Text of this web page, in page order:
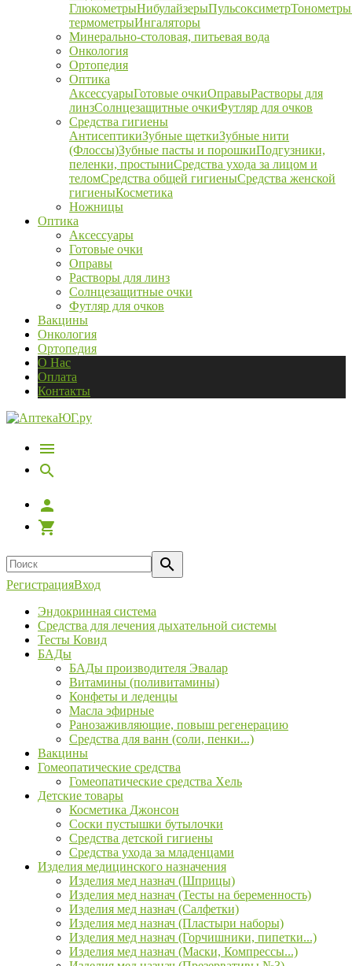
ГлюкометрыНибулайзерыПульсоксиметрТонометры
термометрыИнгаляторы
Минерально-столовая, питьевая вода
Онкология
Ортопедия
Оптика
АксессуарыГотовые очкиОправыРастворы для
линзСолнцезащитные очкиФутляр для очков
Средства гигиены
АнтисептикиЗубные щеткиЗубные нити
(Флоссы)Зубные пасты и порошкиПодгузники,
пеленки, простыниСредства ухода за лицом и
теломСредства общей гигиеныСредства женской
гигиеныКосметика
Ножницы
Оптика
Аксессуары
Готовые очки
Оправы
Растворы для линз
Солнцезащитные очки
Футляр для очков
Вакцины
Онкология
Ортопедия
О Нас
Оплата
Контакты
РегистрацияВход
Эндокринная система
Средства для лечения дыхательной системы
Тесты Ковид
БАДы
БАДы производителя Эвалар
Витамины (поливитамины)
Конфеты и леденцы
Масла эфирные
Ранозаживляющие, повыш регенерацию
Средства для ванн (соли, пенки...)
Вакцины
Гомеопатические средства
Гомеопатические средства Хель
Детские товары
Косметика Джонсон
Соски пустышки бутылочки
Средства детской гигиены
Средства ухода за младенцами
Изделия медицинского назначения
Изделия мед назнач (Шприцы)
Изделия мед назнач (Тесты на беременность)
Изделия мед назнач (Салфетки)
Изделия мед назнач (Пластыри наборы)
Изделия мед назнач (Горчишники, пипетки...)
Изделия мед назнач (Маски, Компрессы...)